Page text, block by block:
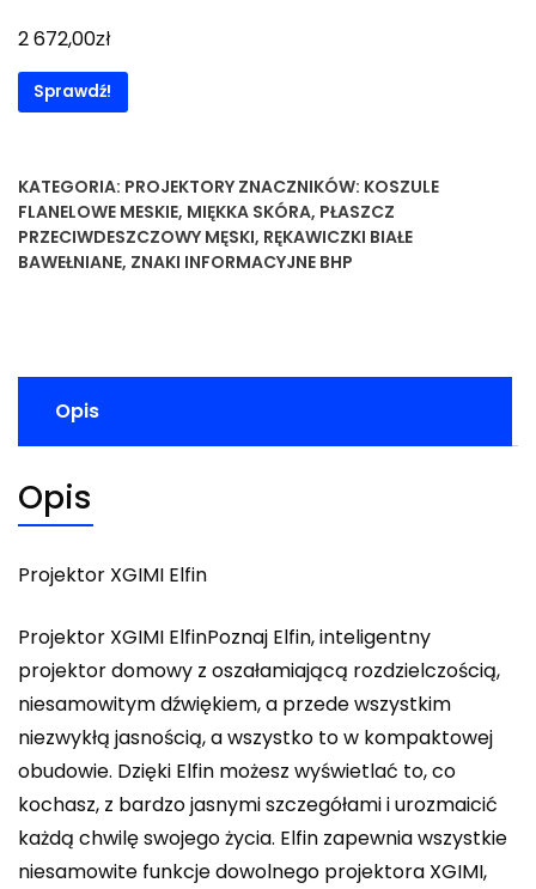
2 672,00zł
Sprawdź!
KATEGORIA: PROJEKTORY ZNACZNIKÓW: KOSZULE
FLANELOWE MESKIE, MIĘKKA SKÓRA, PŁASZCZ
PRZECIWDESZCZOWY MĘSKI, RĘKAWICZKI BIAŁE
BAWEŁNIANE, ZNAKI INFORMACYJNE BHP
Opis
Opis
Projektor XGIMI Elfin
Projektor XGIMI ElfinPoznaj Elfin, inteligentny
projektor domowy z oszałamiającą rozdzielczością,
niesamowitym dźwiękiem, a przede wszystkim
niezwykłą jasnością, a wszystko to w kompaktowej
obudowie. Dzięki Elfin możesz wyświetlać to, co
kochasz, z bardzo jasnymi szczegółami i urozmaicić
każdą chwilę swojego życia. Elfin zapewnia wszystkie
niesamowite funkcje dowolnego projektora XGIMI,